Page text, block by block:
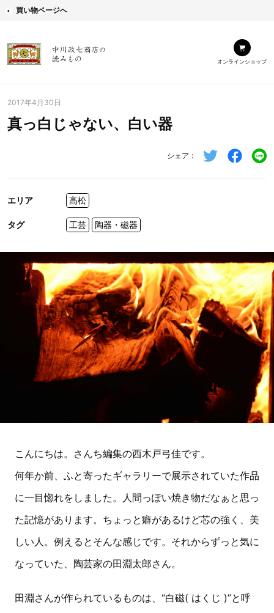
買い物ページへ
オンラインショップ
2017年4月30日
真っ白じゃない、白い器
シェア
エリア 高松
タグ 工芸 陶器・磁器
こんにちは。さんち編集の西木戸弓佳です。
何年か前、ふと寄ったギャラリーで展示されていた作品
に一目惚れをしました。人間っぽい焼き物だなぁと思っ
た記憶があります。ちょっと癖があるけど芯の強く、美
しい人。例えるとそんな感じです。それからずっと気に
なっていた、陶芸家の田淵太郎さん。
田淵さんが作られているものは、“白磁( はくじ )”と呼